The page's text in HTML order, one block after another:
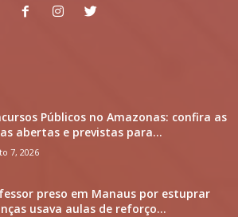
Públicos no Amazonas: confira as
abertas e previstas para...
7, 2026
preso em Manaus por estuprar
usava aulas de reforço...